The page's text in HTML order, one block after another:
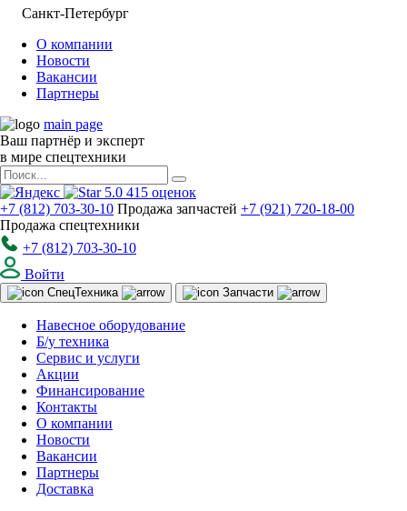
Санкт-Петербург
О компании
Новости
Вакансии
Партнеры
main page
Ваш партнёр и эксперт
в мире спецтехники
5.0 415 оценок
+7 (812) 703-30-10 Продажа запчастей +7 (921) 720-18-00
Продажа спецтехники
+7 (812) 703-30-10
Войти
СпецТехника Запчасти
Навесное оборудование
Б/у техника
Сервис и услуги
Акции
Финансирование
Контакты
О компании
Новости
Вакансии
Партнеры
Доставка